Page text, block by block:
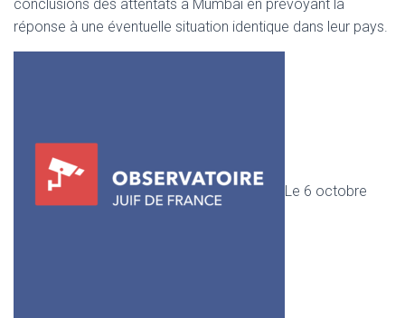
conclusions des attentats à Mumbai en prévoyant la
réponse à une éventuelle situation identique dans leur pays.
Le 6 octobre